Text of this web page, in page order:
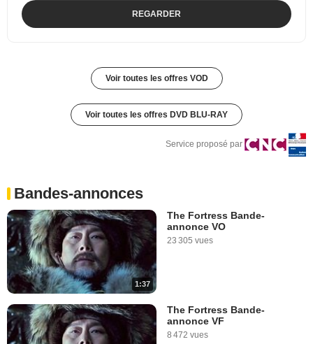
REGARDER
Voir toutes les offres VOD
Voir toutes les offres DVD BLU-RAY
Service proposé par
Bandes-annonces
1:37
The Fortress Bande-
annonce VO
23 305 vues
The Fortress Bande-
annonce VF
8 472 vues